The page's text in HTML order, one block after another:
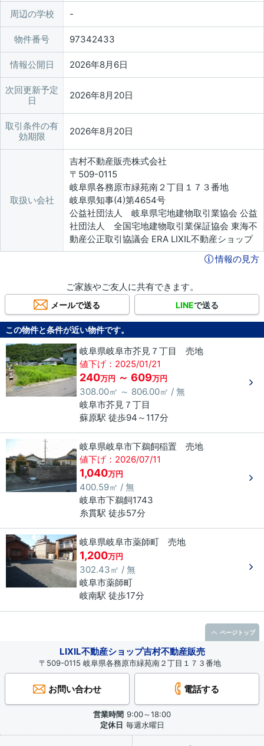
周辺の学校
物件番号 97342433
情報公開日 2026年8月6日
次回更新予定
日
2026年8月20日
取引条件の有
効期限
2026年8月20日
取扱い会社
吉村不動産販売株式会社
〒509-0115
岐阜県各務原市緑苑南２丁目１７３番地
岐阜県知事(4)第4654号
公益社団法人 岐阜県宅地建物取引業協会 公益
社団法人 全国宅地建物取引業保証協会 東海不
動産公正取引協議会 ERA LIXIL不動産ショップ
情報の見方
ご家族やご友人に共有できます。
メールで送る LINEで送る
この物件と条件が近い物件です。
岐阜県岐阜市芥見７丁目 売地
値下げ：2025/01/21
240万円 ～ 609万円
308.00㎡ ～ 806.00㎡ / 無
岐阜市芥見 ７丁目
蘇原駅 徒歩94～117分
岐阜県岐阜市下鵜飼稲置 売地
値下げ：2026/07/11
1,040万円
400.59㎡ / 無
岐阜市下鵜飼1743
糸貫駅 徒歩57分
岐阜県岐阜市薬師町 売地
1,200万円
302.43㎡ / 無
岐阜市薬師町
岐南駅 徒歩17分
LIXIL不動産ショップ吉村不動産販売
〒509-0115 岐阜県各務原市緑苑南２丁目１７３番地
お問い合わせ 電話する
営業時間 9:00～18:00
定休日 毎週水曜日
ページトップ